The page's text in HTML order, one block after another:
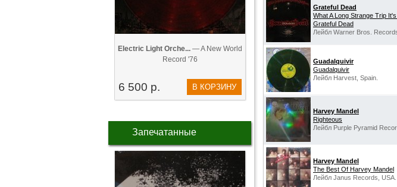
Electric Light Orche... — A New World
Record '76
6 500 р. В КОРЗИНУ
Запечатанные
Grateful Dead
‎What A Long Strange Trip
Grateful Dead
Лейбл Warner Bros.
Guadalquivir
Guadalquivir
Лейбл Harvest, Spain.
Harvey Mandel
Righteous
Лейбл Purple Pyramid
Harvey Mandel
The Best Of Harvey Mandel
Лейбл Janus Records, USA.